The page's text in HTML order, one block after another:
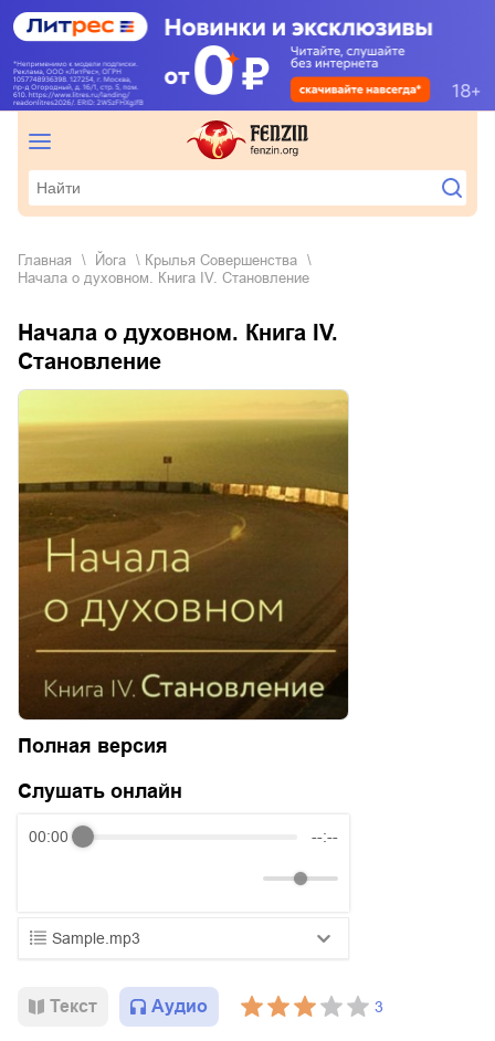
Главная йога
Крылья Совершенства
Начала о духовном. Книга IV. Становление
Начала о духовном. Книга IV.
Становление
Полная версия
Слушать онлайн
00:00 --:--
Sample.mp3
02.mp3 20:50
Текст Аудио 3